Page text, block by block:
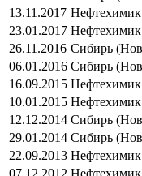
13.11.2017 Нефтехимик
23.01.2017 Нефтехимик
26.11.2016 Сибирь
06.01.2016 Сибирь
16.09.2015 Нефтехимик
10.01.2015 Нефтехимик
12.12.2014 Сибирь
29.01.2014 Сибирь
22.09.2013 Нефтехимик
07.12.2012